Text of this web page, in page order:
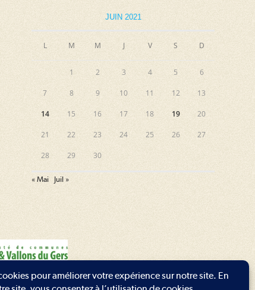
JUIN 2021
L M M J V S D
1 2 3 4 5 6
7 8 9 10 11 12 13
14 15 16 17 18 19 20
21 22 23 24 25 26 27
28 29 30
« Mai Juil »